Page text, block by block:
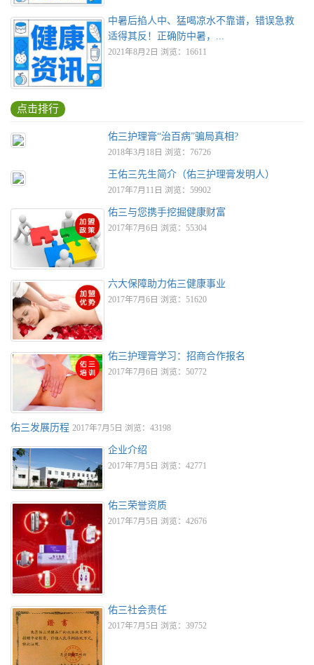
中暑后掐人中、猛喝凉水不靠谱，错误急救
适得其反！正确防中暑，...
2021年8月2日 浏览：16611
点击排行
佑三护理膏“治百病”骗局真相?
2018年3月18日 浏览：76726
王佑三先生简介（佑三护理膏发明人）
2017年7月11日 浏览：59902
佑三与您携手挖掘健康财富
2017年7月6日 浏览：55304
六大保障助力佑三健康事业
2017年7月6日 浏览：51620
佑三护理膏学习：招商合作报名
2017年7月6日 浏览：50772
佑三发展历程 2017年7月5日 浏览：43198
企业介绍
2017年7月5日 浏览：42771
佑三荣誉资质
2017年7月5日 浏览：42676
佑三社会责任
2017年7月5日 浏览：39752